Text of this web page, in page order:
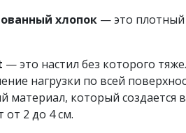
хлопок — это плотный
— это настил без которого
нагрузки по всей
материал, который
от 2 до 4 см.